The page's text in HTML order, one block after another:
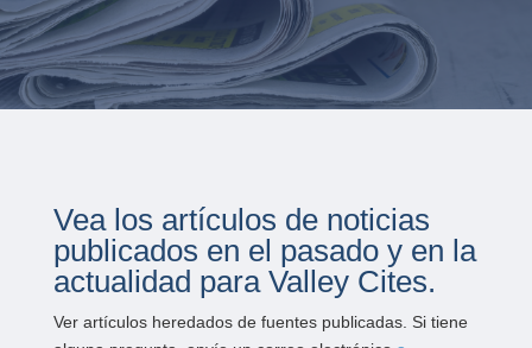
Vea los artículos de noticias
publicados en el pasado y en la
actualidad para Valley Cites.
Ver artículos heredados de fuentes publicadas. Si tiene